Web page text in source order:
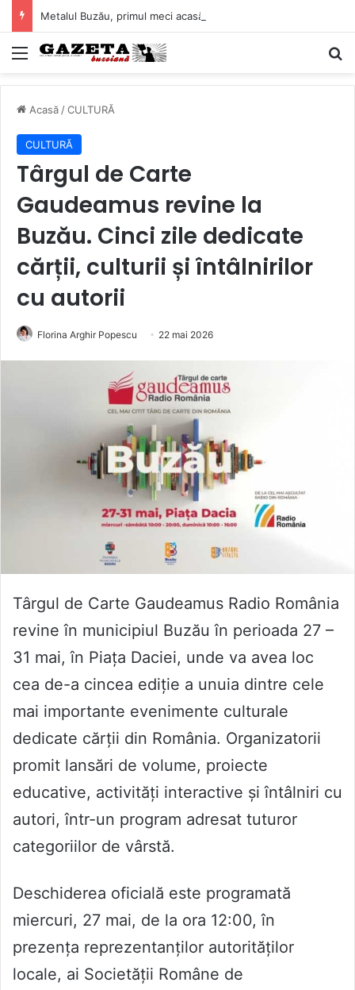
Mediu
Acasă /CULTURĂ
CULTURĂ
Târgul de Carte
Gaudeamus revine la
Buzău. Cinci zile dedicate
cărții, culturii și întâlnirilor
cu autorii
Florina Arghir Popescu 22 mai 2026
Târgul de Carte Gaudeamus Radio România
revine în municipiul Buzău în perioada 27 –
31 mai, în Piața Daciei, unde va avea loc
cea de-a cincea ediție a unuia dintre cele
mai importante evenimente culturale
dedicate cărții din România. Organizatorii
promit lansări de volume, proiecte
educative, activități interactive și întâlniri cu
autori, într-un program adresat tuturor
categoriilor de vârstă.
Deschiderea oficială este programată
miercuri, 27 mai, de la ora 12:00, în
prezența reprezentanților autorităților
locale, ai Societății Române de